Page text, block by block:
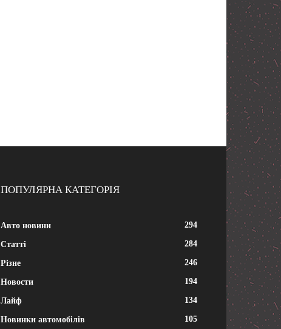
ПОПУЛЯРНА КАТЕГОРІЯ
Авто новини 294
Статті 284
Різне 246
Новости 194
Лайф 134
Новинки автомобілів 105